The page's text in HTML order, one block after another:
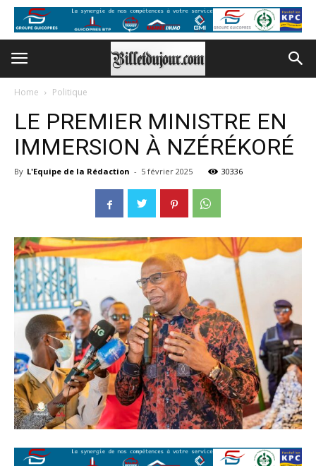
Home Politique
LE PREMIER MINISTRE EN
IMMERSION À NZÉRÉKORÉ
By L'Equipe de la Rédaction - 5 février 2025 30336